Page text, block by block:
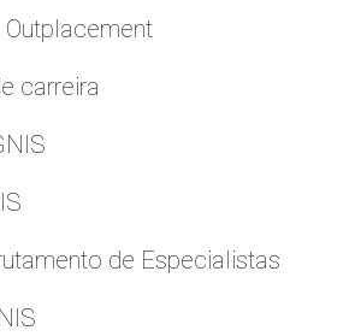
carreira
de Especialistas